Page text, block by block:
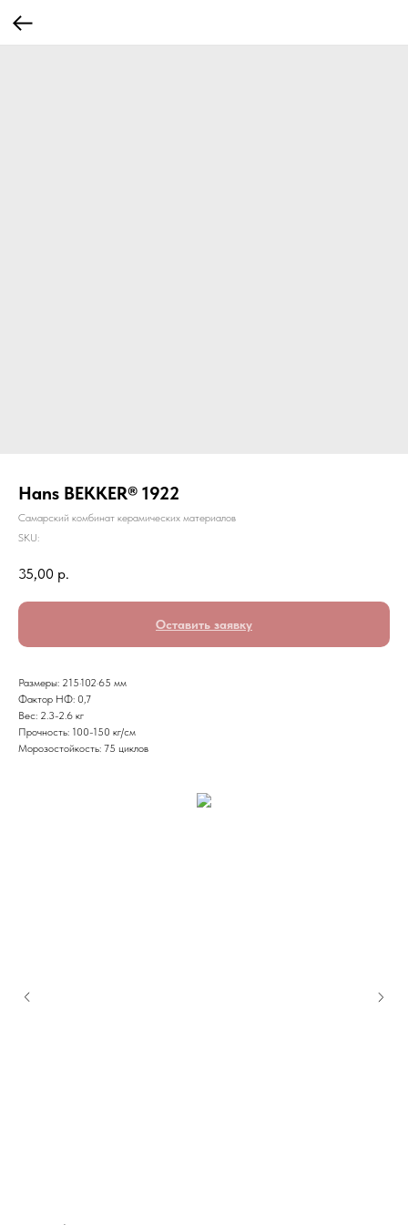
Hans BEKKER® 1922
Самарский комбинат керамических материалов
SKU:
35,00 р.
Оставить заявку
Размеры: 215·102·65 мм
Фактор НФ: 0,7
Вес: 2.3-2.6 кг
Прочность: 100-150 кг/см
Морозостойкость: 75 циклов